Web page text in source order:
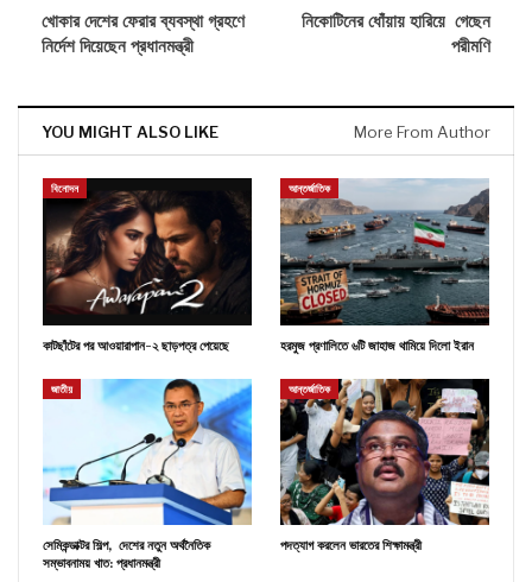
খোকার দেশের ফেরার ব্যবস্থা গ্রহণে
নির্দেশ দিয়েছেন প্রধানমন্ত্রী
নিকোটিনের ধোঁয়ায় হারিয়ে গেছেন
পরীমণি
YOU MIGHT ALSO LIKE More From Author
বিনোদন
কাটছাঁটের পর আওয়ারাপান-২ ছাড়পত্র পেয়েছে
আন্তর্জাতিক
হরমুজ প্রণালিতে ৬টি জাহাজ থামিয়ে দিলো ইরান
জাতীয়
সেমিকন্ডাক্টর শিল্প, দেশের নতুন অর্থনৈতিক
সম্ভাবনাময় খাত: প্রধানমন্ত্রী
আন্তর্জাতিক
পদত্যাগ করলেন ভারতের শিক্ষামন্ত্রী